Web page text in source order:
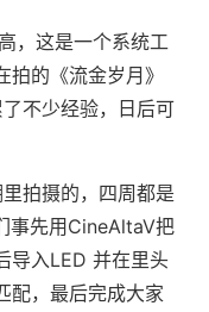
，这是一个系统工
的《流金岁月》
不少经验，日后可
拍摄的，四周都是
事先用CineAltaV把
导入LED 并在里头
配，最后完成大家